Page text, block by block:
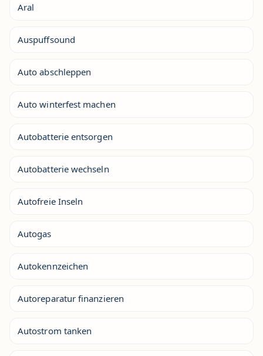
Aral
Auspuffsound
Auto abschleppen
Auto winterfest machen
Autobatterie entsorgen
Autobatterie wechseln
Autofreie Inseln
Autogas
Autokennzeichen
Autoreparatur finanzieren
Autostrom tanken